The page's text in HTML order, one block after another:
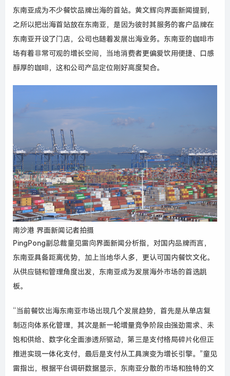
东南亚成为不少餐饮品牌出海的首站。黄文辉向界面新闻提到，
之所以把出海首站放在东南亚，是因为彼时其服务的客户品牌在
东南亚开设了门店，公司也随着发展出海业务。东南亚的咖啡市
场有着非常可观的增长空间，当地消费者更偏爱饮用便捷、口感
醇厚的咖啡，这和公司产品定位刚好高度契合。
南沙港 界面新闻记者拍摄
PingPong副总裁童见雷向界面新闻分析指，对国内品牌而言，
东南亚具备距离优势，加上当地华人多，更认可国内餐饮文化。
从供应链和管理角度出发，东南亚成为发展海外市场的首选跳
板。
“当前餐饮出海东南亚市场出现几个发展趋势，首先是从单店复
制迈向体系化管理，其次是新一轮增量竞争阶段由强劲需求、未
饱和供给、数字化全面渗透所驱动，第三是支付格局碎片化但正
推进实现一体化支付，最后是支付从工具演变为增长引擎。”童见
雷指出，根据平台调研数据显示，东南亚分散的市场和独特的文